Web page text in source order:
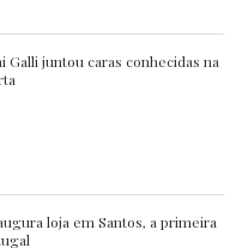
Galli juntou caras conhecidas na
loja em Santos, a primeira